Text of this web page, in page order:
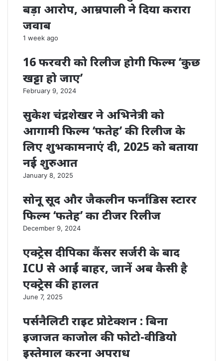
बड़ा आरोप, आम्रपाली ने दिया करारा
जवाब
1 week ago
16 फरवरी को रिलीज होगी फिल्म ‘कुछ
खट्टा हो जाए’
February 9, 2024
सुकेश चंद्रशेखर ने अभिनेत्री को
आगामी फिल्म ‘फतेह’ की रिलीज के
लिए शुभकामनाएं दी, 2025 को बताया
नई शुरुआत
January 8, 2025
सोनू सूद और जैकलीन फर्नांडिस स्टारर
फिल्म ‘फतेह’ का टीजर रिलीज
December 9, 2024
एक्ट्रेस दीपिका कैंसर सर्जरी के बाद
ICU से आईं बाहर, जानें अब कैसी है
एक्ट्रेस की हालत
June 7, 2025
पर्सनैलिटी राइट प्रोटेक्शन : बिना
इजाजत काजोल की फोटो-वीडियो
इस्तेमाल करना अपराध